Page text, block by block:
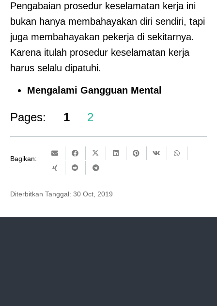
Pengabaian prosedur keselamatan kerja ini
bukan hanya membahayakan diri sendiri, tapi
juga membahayakan pekerja di sekitarnya.
Karena itulah prosedur keselamatan kerja
harus selalu dipatuhi.
Mengalami Gangguan Mental
Pages: 1 2
Bagikan:
Diterbitkan Tanggal: 30 Oct, 2019